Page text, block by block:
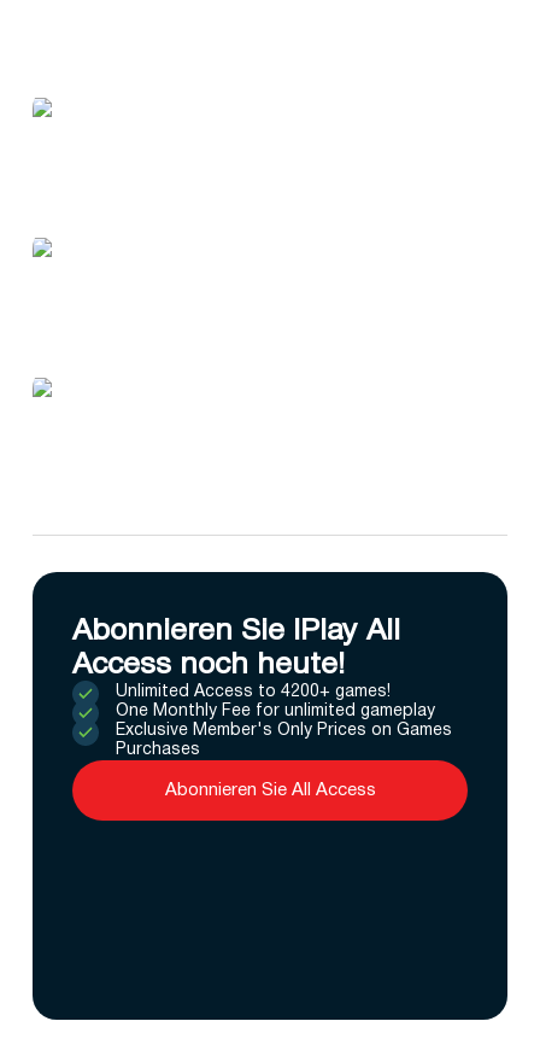
Abonnieren Sie IPlay All
Access noch heute!
Unlimited Access to 4200+ games!
One Monthly Fee for unlimited gameplay
Exclusive Member's Only Prices on Games
Purchases
Abonnieren Sie All Access